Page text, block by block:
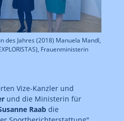
des Jahres (2018) Manuela Mandl,
Frauenministerin
Vize-Kanzler und
und die Ministerin für
Raab die